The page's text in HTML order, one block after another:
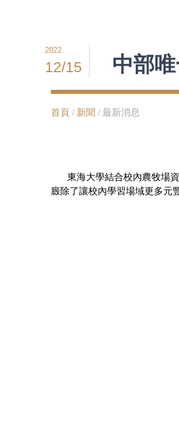
2022
12/15 中部
首頁 / 新聞 / 最新消息
東海大學結合校內農牧場資
廄除了讓校內學習場域更多元